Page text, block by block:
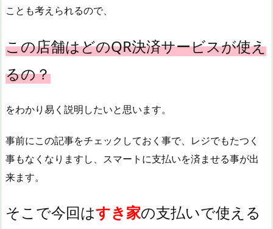
ことも考えられるので、
この店舗はどのQR決済サービスが使え
るの？
をわかり易く説明したいと思います。
事前にこの記事をチェックしておく事で、レジでもたつく
事もなくなりますし、スマートに支払いを済ませる事が出
来ます。
そこで今回はすき家の支払いで使える